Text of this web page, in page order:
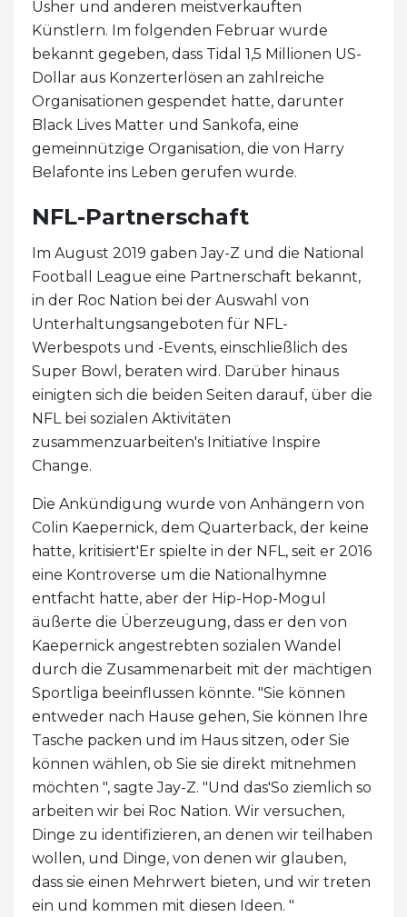
Usher und anderen meistverkauften
Künstlern. Im folgenden Februar wurde
bekannt gegeben, dass Tidal 1,5 Millionen US-
Dollar aus Konzerterlösen an zahlreiche
Organisationen gespendet hatte, darunter
Black Lives Matter und Sankofa, eine
gemeinnützige Organisation, die von Harry
Belafonte ins Leben gerufen wurde.
NFL-Partnerschaft
Im August 2019 gaben Jay-Z und die National
Football League eine Partnerschaft bekannt,
in der Roc Nation bei der Auswahl von
Unterhaltungsangeboten für NFL-
Werbespots und -Events, einschließlich des
Super Bowl, beraten wird. Darüber hinaus
einigten sich die beiden Seiten darauf, über die
NFL bei sozialen Aktivitäten
zusammenzuarbeiten's Initiative Inspire
Change.
Die Ankündigung wurde von Anhängern von
Colin Kaepernick, dem Quarterback, der keine
hatte, kritisiert'Er spielte in der NFL, seit er 2016
eine Kontroverse um die Nationalhymne
entfacht hatte, aber der Hip-Hop-Mogul
äußerte die Überzeugung, dass er den von
Kaepernick angestrebten sozialen Wandel
durch die Zusammenarbeit mit der mächtigen
Sportliga beeinflussen könnte. "Sie können
entweder nach Hause gehen, Sie können Ihre
Tasche packen und im Haus sitzen, oder Sie
können wählen, ob Sie sie direkt mitnehmen
möchten ", sagte Jay-Z. "Und das'So ziemlich so
arbeiten wir bei Roc Nation. Wir versuchen,
Dinge zu identifizieren, an denen wir teilhaben
wollen, und Dinge, von denen wir glauben,
dass sie einen Mehrwert bieten, und wir treten
ein und kommen mit diesen Ideen. "